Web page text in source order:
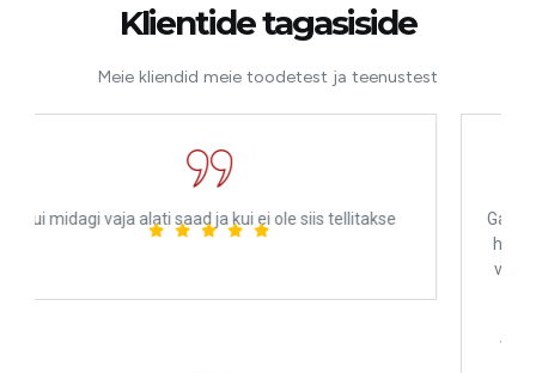
Klientide tagasiside
Meie kliendid meie toodetest ja teenustest
tellitakse
Garaaž ja mehaanika päästsid mind pärast
hädaolukorras. Professionaalne ja inimlik!
väga tänulik, ilma nende teadmisteta oleksin
vajaks, aga rikke korral on see koht, kus